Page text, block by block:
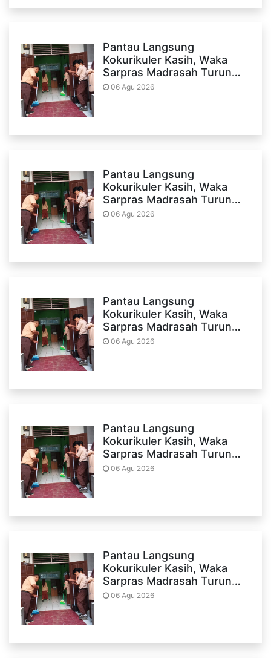
Pantau Langsung
Kokurikuler Kasih, Waka
Sarpras Madrasah Turun…
06 Agu 2026
Pantau Langsung
Kokurikuler Kasih, Waka
Sarpras Madrasah Turun…
06 Agu 2026
Pantau Langsung
Kokurikuler Kasih, Waka
Sarpras Madrasah Turun…
06 Agu 2026
Pantau Langsung
Kokurikuler Kasih, Waka
Sarpras Madrasah Turun…
06 Agu 2026
Pantau Langsung
Kokurikuler Kasih, Waka
Sarpras Madrasah Turun…
06 Agu 2026